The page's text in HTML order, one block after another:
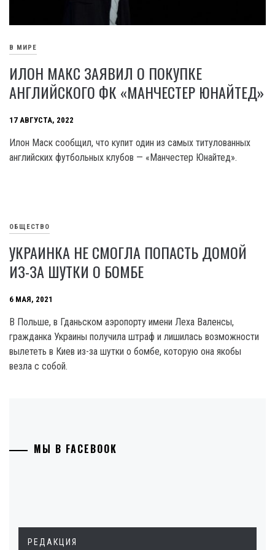
В МИРЕ
ИЛОН МАКС ЗАЯВИЛ О ПОКУПКЕ
АНГЛИЙСКОГО ФК «МАНЧЕСТЕР ЮНАЙТЕД»
17 АВГУСТА, 2022
Илон Маск сообщил, что купит один из самых титулованных
английских футбольных клубов — «Манчестер Юнайтед».
ОБЩЕСТВО
УКРАИНКА НЕ СМОГЛА ПОПАСТЬ ДОМОЙ
ИЗ-ЗА ШУТКИ О БОМБЕ
6 МАЯ, 2021
В Польше, в Гданьском аэропорту имени Леха Валенсы,
гражданка Украины получила штраф и лишилась возможности
вылететь в Киев из-за шутки о бомбе, которую она якобы
везла с собой.
МЫ В FACEBOOK
РЕДАКЦИЯ